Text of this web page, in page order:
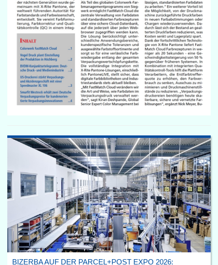
BIZERBA AUF DER PARCEL+POST EXPO 2026: